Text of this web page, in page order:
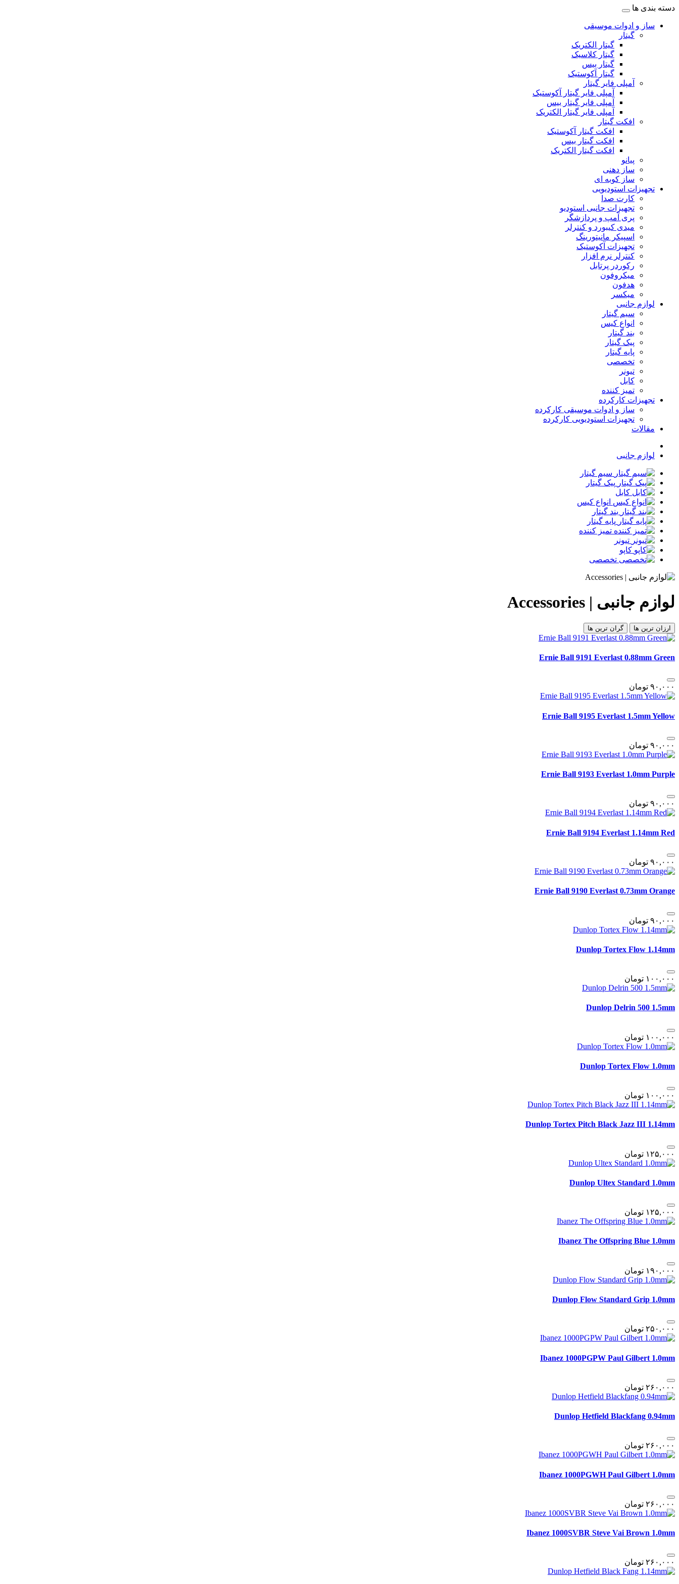
دسته بندی ها
ساز و ادوات موسیقی
گیتار
گیتار الکتریک
گیتار کلاسیک
گیتار بیس
گیتار آکوستیک
آمپلی فایر گیتار
آمپلی فایر گیتار آکوستیک
آمپلی فایر گیتار بیس
آمپلی فایر گیتار الکتریک
افکت گیتار
افکت گیتار آکوستیک
افکت گیتار بیس
افکت گیتار الکتریک
پیانو
ساز دهنی
ساز کوبه ای
تجهیزات استودیویی
کارت صدا
تجهیزات جانبی استودیو
پری آمپ و پردازشگر
میدی کیبورد و کنترلر
اسپیکر مانیتورینگ
تجهیزات آکوستیک
کنترلر نرم افزار
رکوردر پرتابل
میکروفون
هدفون
میکسر
لوازم جانبی
سیم گیتار
انواع کیس
بند گیتار
پیک گیتار
پایه گیتار
تخصصی
تیونر
کابل
تمیز کننده
تجهیزات کارکرده
ساز و ادوات موسیقی کارکرده
تجهیزات استودیویی کارکرده
مقالات
لوازم جانبی
سیم گیتار
پیک گیتار
کابل
انواع کیس
بند گیتار
پایه گیتار
تمیز کننده
تیونر
کاپو
تخصصی
لوازم جانبی | Accessories
ارزان ترین ها گران ترین ها
Ernie Ball 9191 Everlast 0.88mm Green
٩٠,٠٠٠ تومان
Ernie Ball 9195 Everlast 1.5mm Yellow
٩٠,٠٠٠ تومان
Ernie Ball 9193 Everlast 1.0mm Purple
٩٠,٠٠٠ تومان
Ernie Ball 9194 Everlast 1.14mm Red
٩٠,٠٠٠ تومان
Ernie Ball 9190 Everlast 0.73mm Orange
٩٠,٠٠٠ تومان
Dunlop Tortex Flow 1.14mm
١٠٠,٠٠٠ تومان
Dunlop Delrin 500 1.5mm
١٠٠,٠٠٠ تومان
Dunlop Tortex Flow 1.0mm
١٠٠,٠٠٠ تومان
Dunlop Tortex Pitch Black Jazz III 1.14mm
١٢۵,٠٠٠ تومان
Dunlop Ultex Standard 1.0mm
١٢۵,٠٠٠ تومان
Ibanez The Offspring Blue 1.0mm
١٩٠,٠٠٠ تومان
Dunlop Flow Standard Grip 1.0mm
٢۵٠,٠٠٠ تومان
Ibanez 1000PGPW Paul Gilbert 1.0mm
٢۶٠,٠٠٠ تومان
Dunlop Hetfield Blackfang 0.94mm
٢۶٠,٠٠٠ تومان
Ibanez 1000PGWH Paul Gilbert 1.0mm
٢۶٠,٠٠٠ تومان
Ibanez 1000SVBR Steve Vai Brown 1.0mm
٢۶٠,٠٠٠ تومان